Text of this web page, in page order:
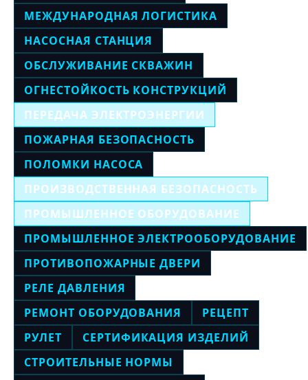
МЕЖДУНАРОДНАЯ ЛОГИСТИКА
НАСОСНАЯ СТАНЦИЯ
ОБСЛУЖИВАНИЕ СКВАЖИН
ОГНЕСТОЙКОСТЬ КОНСТРУКЦИЙ
ПЕРЕДАЧА ЭЛЕКТРОЭНЕРГИИ
ПОЖАРНАЯ БЕЗОПАСНОСТЬ
ПОЛОМКИ НАСОСА
ПРОИЗВОДСТВЕННАЯ БЕЗОПАСНОСТЬ
ПРОМЫШЛЕННОЕ ОБОРУДОВАНИЕ
ПРОМЫШЛЕННОЕ ЭЛЕКТРООБОРУДОВАНИЕ
ПРОТИВОПОЖАРНЫЕ ДВЕРИ
РЕЛЕ ДАВЛЕНИЯ
РЕМОНТ ОБОРУДОВАНИЯ
РЕЦЕПТ
РУЛЕТ
СЕРТИФИКАЦИЯ ИЗДЕЛИЙ
СТРОИТЕЛЬНЫЕ НОРМЫ